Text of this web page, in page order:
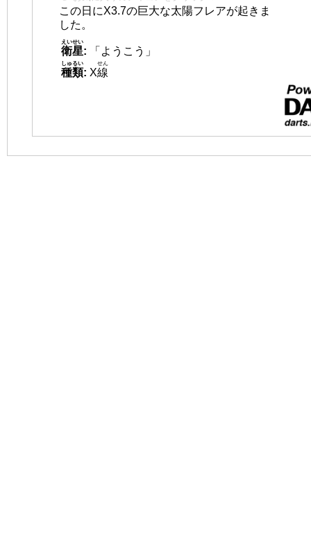
この日にX3.7の巨大な太陽フレアが起きま
した。
衛星
えいせい
:
「ようこう」
種類
しゅるい
: X線
せん